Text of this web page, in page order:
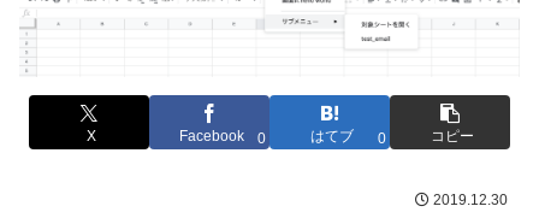
X Facebook 0 はてブ 0 コピー
2019.12.30